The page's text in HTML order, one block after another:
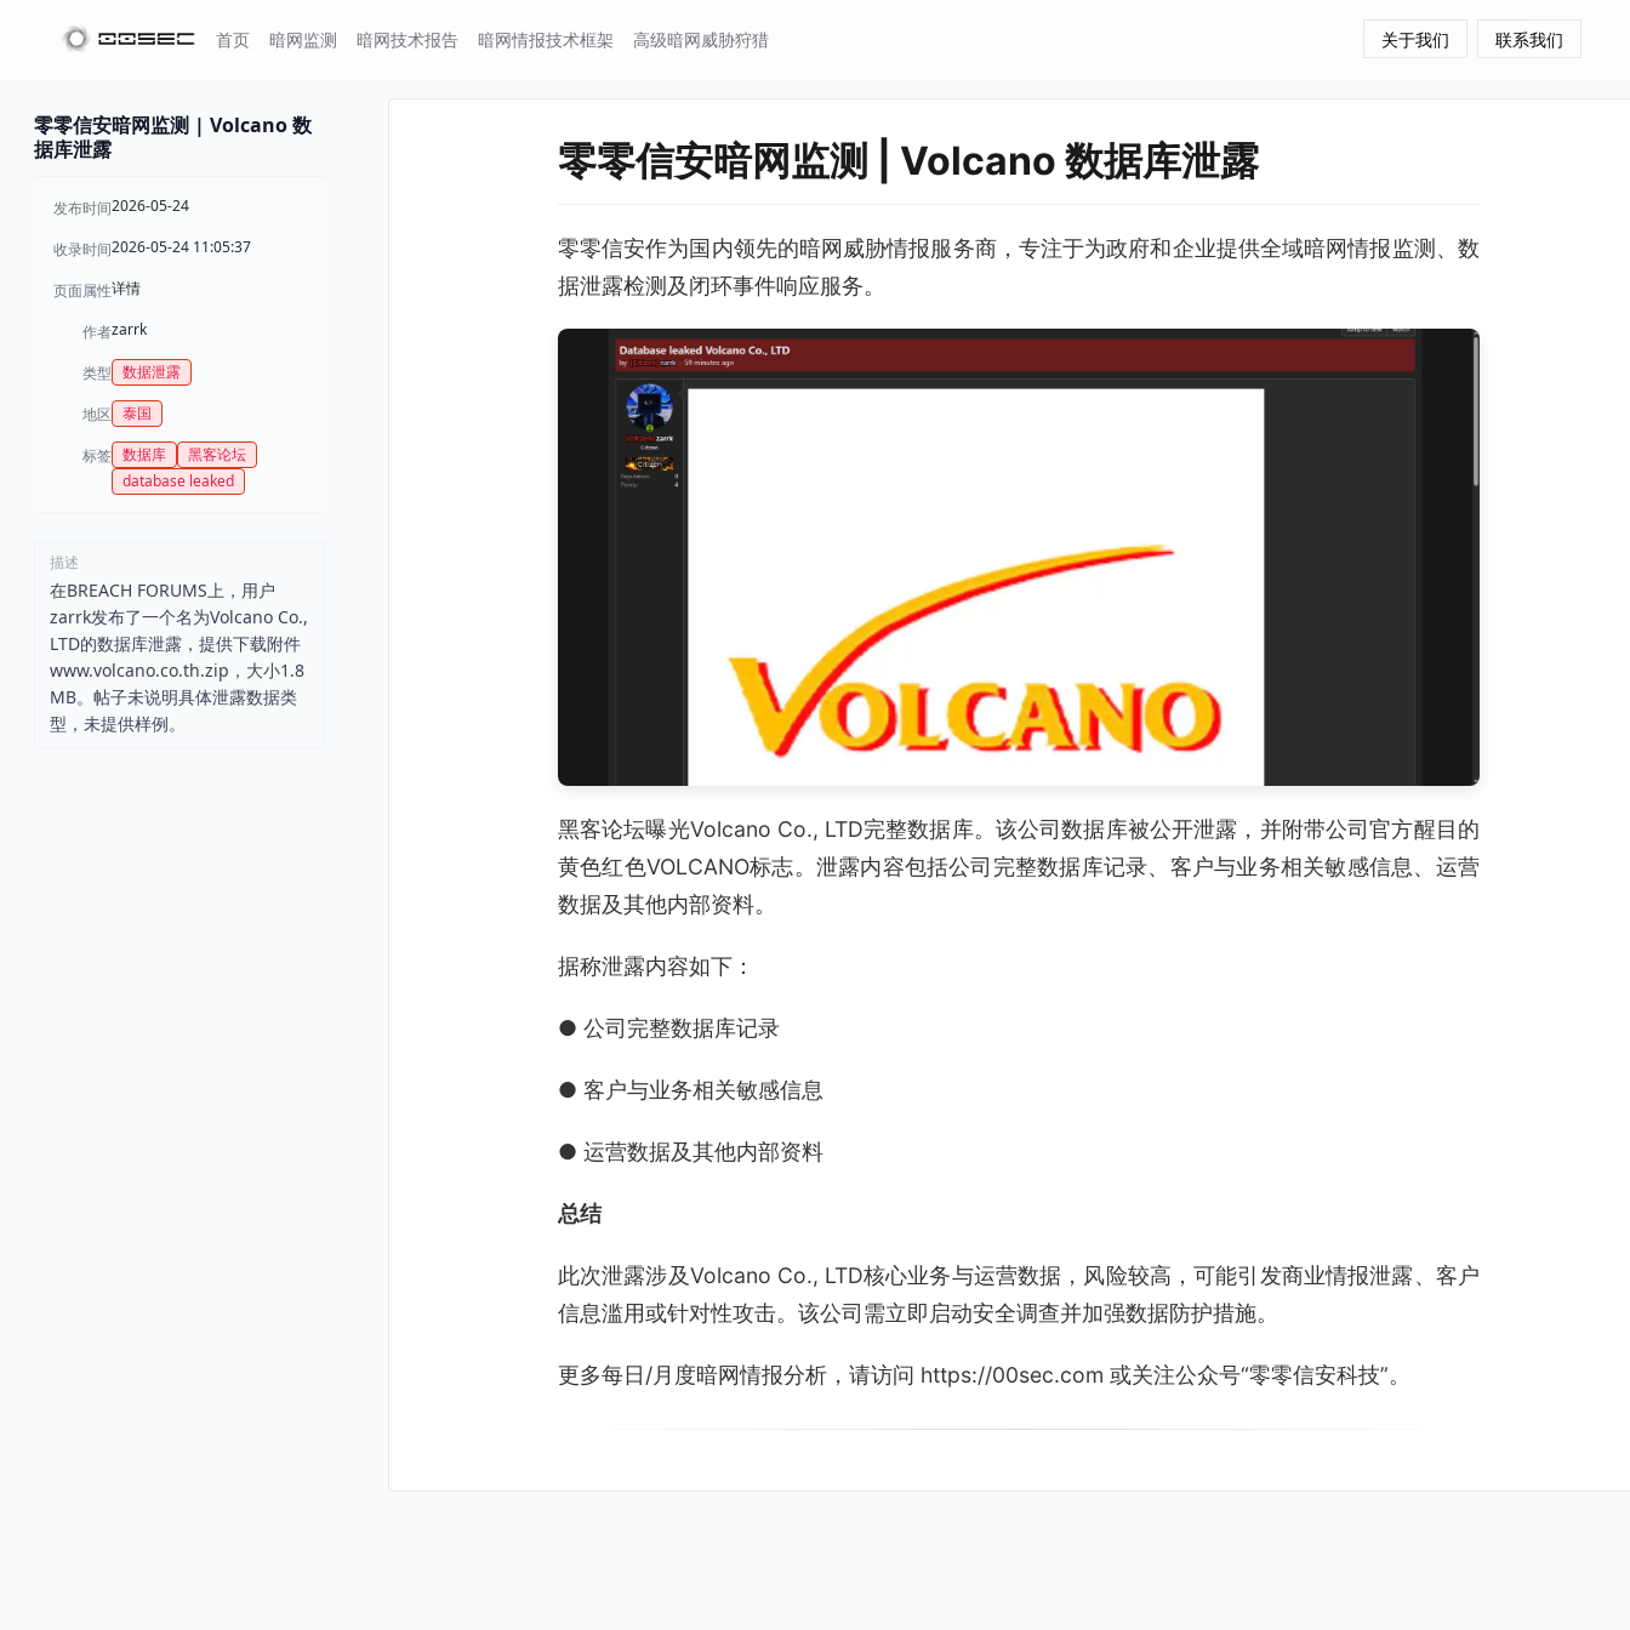
首页 暗网监测 暗网技术报告 暗网情报技术框架 高级暗网威胁狩猎 关于我们 联系我们
零零信安暗网监测 | Volcano 数
据库泄露
发布时间2026-05-24
收录时间2026-05-24 11:05:37
页面属性详情
作者zarrk
类型 数据泄露
地区 泰国
标签 数据库
黑客论坛
database leaked
描述
在BREACH FORUMS上，用户
zarrk发布了一个名为Volcano Co.,
LTD的数据库泄露，提供下载附件
www.volcano.co.th.zip，大小1.8
MB。帖子未说明具体泄露数据类
型，未提供样例。
零零信安暗网监测 | Volcano 数据库泄露
零零信安作为国内领先的暗网威胁情报服务商，专注于为政府和企业提供全域暗网情报监测、数
据泄露检测及闭环事件响应服务。
黑客论坛曝光Volcano Co., LTD完整数据库。该公司数据库被公开泄露，并附带公司官方醒目的
黄色红色VOLCANO标志。泄露内容包括公司完整数据库记录、客户与业务相关敏感信息、运营
数据及其他内部资料。
据称泄露内容如下：
● 公司完整数据库记录
● 客户与业务相关敏感信息
● 运营数据及其他内部资料
总结
此次泄露涉及Volcano Co., LTD核心业务与运营数据，风险较高，可能引发商业情报泄露、客户
信息滥用或针对性攻击。该公司需立即启动安全调查并加强数据防护措施。
更多每日/月度暗网情报分析，请访问 https://00sec.com 或关注公众号“零零信安科技”。